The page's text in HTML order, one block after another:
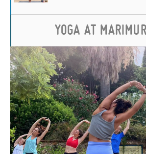
YOGA AT